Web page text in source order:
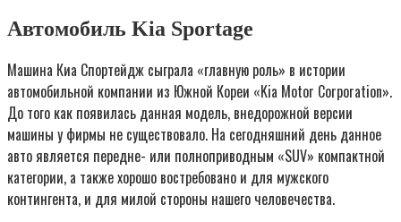
Автомобиль Kia Sportage
Машина Киа Спортейдж сыграла «главную роль» в истории
автомобильной компании из Южной Кореи «Kia Motor Corporation».
До того как появилась данная модель, внедорожной версии
машины у фирмы не существовало. На сегодняшний день данное
авто является передне- или полноприводным «SUV» компактной
категории, а также хорошо востребовано и для мужского
контингента, и для милой стороны нашего человечества.